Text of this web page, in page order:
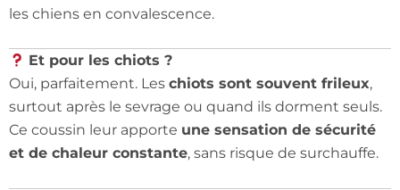
les chiens en convalescence.
Et pour les chiots ?
Oui, parfaitement. Les chiots sont souvent frileux,
surtout après le sevrage ou quand ils dorment seuls.
Ce coussin leur apporte une sensation de sécurité
et de chaleur constante, sans risque de surchauffe.